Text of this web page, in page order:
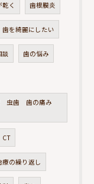
乾く 歯根膜炎
歯を綺麗にしたい
談 歯の悩み
虫歯 歯の痛み
CT
療の繰り返し